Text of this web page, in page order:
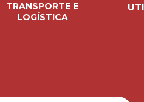
TRANSPORTE E
LOGÍSTICA